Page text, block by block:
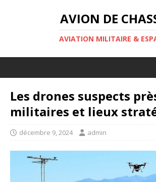
AVION DE
AVIATION MILITAIRE &
Les drones suspects
militaires et lieux
décembre 9, 2024 admin